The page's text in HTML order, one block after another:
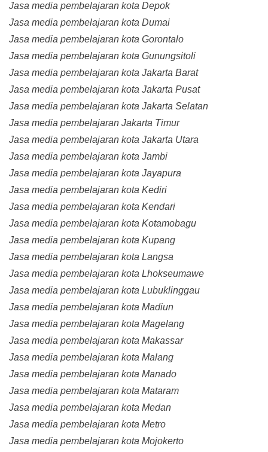
Jasa media pembelajaran kota Depok
Jasa media pembelajaran kota Dumai
Jasa media pembelajaran kota Gorontalo
Jasa media pembelajaran kota Gunungsitoli
Jasa media pembelajaran kota Jakarta Barat
Jasa media pembelajaran kota Jakarta Pusat
Jasa media pembelajaran kota Jakarta Selatan
Jasa media pembelajaran Jakarta Timur
Jasa media pembelajaran kota Jakarta Utara
Jasa media pembelajaran kota Jambi
Jasa media pembelajaran kota Jayapura
Jasa media pembelajaran kota Kediri
Jasa media pembelajaran kota Kendari
Jasa media pembelajaran kota Kotamobagu
Jasa media pembelajaran kota Kupang
Jasa media pembelajaran kota Langsa
Jasa media pembelajaran kota Lhokseumawe
Jasa media pembelajaran kota Lubuklinggau
Jasa media pembelajaran kota Madiun
Jasa media pembelajaran kota Magelang
Jasa media pembelajaran kota Makassar
Jasa media pembelajaran kota Malang
Jasa media pembelajaran kota Manado
Jasa media pembelajaran kota Mataram
Jasa media pembelajaran kota Medan
Jasa media pembelajaran kota Metro
Jasa media pembelajaran kota Mojokerto